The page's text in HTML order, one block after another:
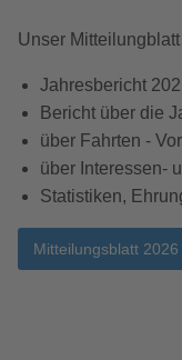
Unser
Jahresbericht
Bericht über die
über Fahrten -
über Interessen-
Statistiken,
Mitteilungsblatt